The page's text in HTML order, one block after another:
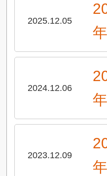
2025.12.05
2024.12.06
2023.12.09